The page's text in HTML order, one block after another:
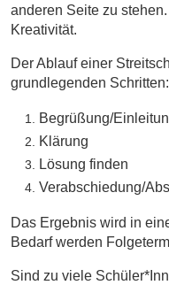
anderen Seite zu
Kreativität.
Der Ablauf einer
grundlegenden Schritten:
Begrüßung/
Klärung
Lösung finden
Verabschiedung/
Das Ergebnis wird in
Bedarf werden
Sind zu viele